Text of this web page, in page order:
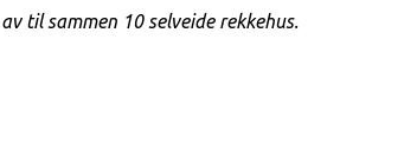
til sammen 10 selveide rekkehus.